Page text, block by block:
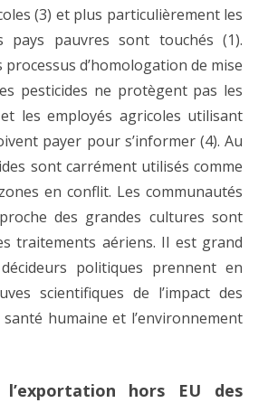
(3) et plus particulièrement les
pays pauvres sont touchés (1).
d’homologation de mise
pesticides ne protègent pas les
les employés agricoles utilisant
payer pour s’informer (4). Au
sont carrément utilisés comme
en conflit. Les communautés
des grandes cultures sont
traitements aériens. Il est grand
politiques prennent en
scientifiques de l’impact des
humaine et l’environnement
hors EU des